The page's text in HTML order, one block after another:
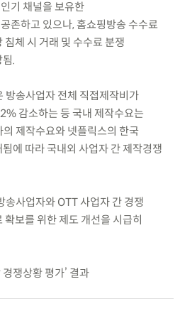
기 채널을 보유한
존하고 있으나, 홈쇼핑방송 수수료
체 시 거래 및 수수료 분쟁
.
송사업자 전체 직접제작비가
감소하는 등 국내 제작수요는
제작수요와 넷플릭스의 한국
에 따라 국내외 사업자 간 제작경쟁
사업자와 OTT 사업자 간 경쟁
보를 위한 제도 개선을 시급히
쟁상황 평가’ 결과